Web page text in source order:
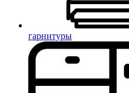
гарнитуры